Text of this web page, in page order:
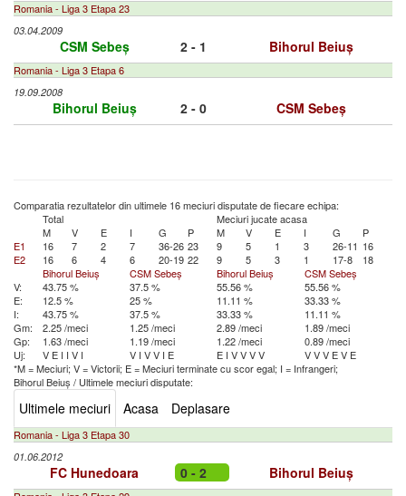
Romania - Liga 3 Etapa 23
03.04.2009
CSM Sebeș 2 - 1 Bihorul Beiuș
Romania - Liga 3 Etapa 6
19.09.2008
Bihorul Beiuș 2 - 0 CSM Sebeș
Comparatia rezultatelor din ultimele 16 meciuri disputate de fiecare echipa:
Total
Meciuri jucate acasa
M
V E I G P M V E I G
P
E1
16 7 2 7 36-26 23 9 5 1 3 26-11 16
E2
16 6 4 6 20-19 22 9 5 3 1 17-8
18
Bihorul Beiuș
CSM Sebeș Bihorul Beiuș
CSM Sebeș
V:
43.75 % 37.5 % 55.56 %
55.56 %
E:
12.5 % 25 % 11.11 %
33.33 %
I:
43.75 % 37.5 % 33.33 %
11.11 %
Gm:
2.25 /meci 1.25 /meci 2.89 /meci
1.89 /meci
Gp:
1.63 /meci 1.19 /meci 1.22 /meci
0.89 /meci
Uj:
V E I I V I V I VV I E E I VVVV VVV EV E
*M = Meciuri; V = Victorii; E = Meciuri terminate cu scor egal; I = Infrangeri;
Bihorul Beiuș / Ultimele meciuri disputate:
Ultimele meciuri Acasa Deplasare
Romania - Liga 3 Etapa 30
01.06.2012
FC Hunedoara 0 - 2 Bihorul Beiuș